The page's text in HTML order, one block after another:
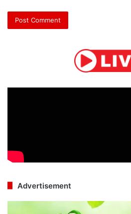
Advertisement